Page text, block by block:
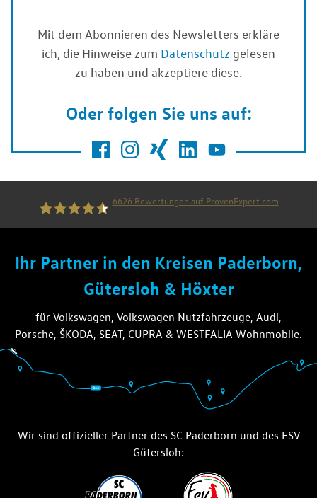
Mit dem Abonnieren des Newsletters erkläre
ich, die Hinweise zum Datenschutz gelesen
zu haben und akzeptiere diese.
Oder folgen Sie uns auf:
6626 Bewertungen auf ProvenExpert.com
Ihr Partner in den Kreisen Paderborn,
Gütersloh & Höxter
für Volkswagen, Volkswagen Nutzfahrzeuge, Audi,
Porsche, ŠKODA, SEAT, CUPRA & WESTFALIA Wohnmobile.
Wir sind offizieller Partner des SC Paderborn und des FSV
Gütersloh: